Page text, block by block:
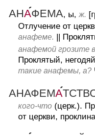
АНАФЕМА, ы,ж.
Отлучение от
анафеме.
анафемой грозите
Проклятый,
такие анафемы, а?
АНАФЕМА
кого-что (церк.).
от церкви,